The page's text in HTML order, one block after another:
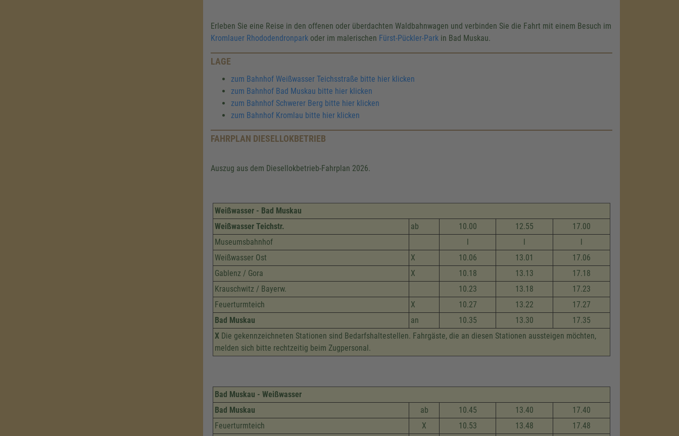
Erleben Sie eine Reise in den offenen oder überdachten Waldbahnwagen und verbinden Sie die Fahrt mit einem Besuch im
Kromlauer Rhododendronpark oder im malerischen Fürst-Pückler-Park in Bad Muskau.
LAGE
zum Bahnhof Weißwasser Teichsstraße bitte hier klicken
zum Bahnhof Bad Muskau bitte hier klicken
zum Bahnhof Schwerer Berg bitte hier klicken
zum Bahnhof Kromlau bitte hier klicken
FAHRPLAN DIESELLOKBETRIEB
Auszug aus dem Diesellokbetrieb-Fahrplan 2026.
Weißwasser - Bad Muskau
Weißwasser Teichstr.
ab 10.00 12.55
17.00
Museumsbahnhof
l l
l
Weißwasser Ost
X 10.06 13.01
17.06
Gablenz / Gora
X 10.18 13.13
17.18
Krauschwitz / Bayerw.
10.23 13.18
17.23
Feuerturmteich
X 10.27 13.22
17.27
Bad Muskau
an 10.35 13.30
17.35
X Die gekennzeichneten Stationen sind Bedarfshaltestellen. Fahrgäste, die an diesen Stationen aussteigen möchten,
melden sich bitte rechtzeitig beim Zugpersonal.
Bad Muskau - Weißwasser
Bad Muskau
ab 10.45 13.40
17.40
Feuerturmteich
X 10.53 13.48
17.48